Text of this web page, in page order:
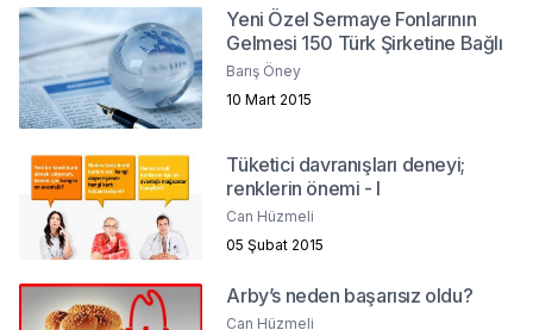
Yeni Özel Sermaye Fonlarının
Gelmesi 150 Türk Şirketine Bağlı
Barış Öney
10 Mart 2015
Tüketici davranışları deneyi;
renklerin önemi - I
Can Hüzmeli
05 Şubat 2015
Arby’s neden başarısız oldu?
Can Hüzmeli